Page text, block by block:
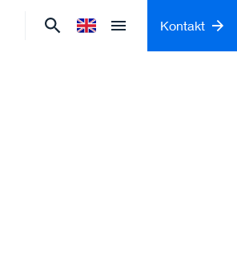
Sprache ändern zu English
Open menu
Kontakt